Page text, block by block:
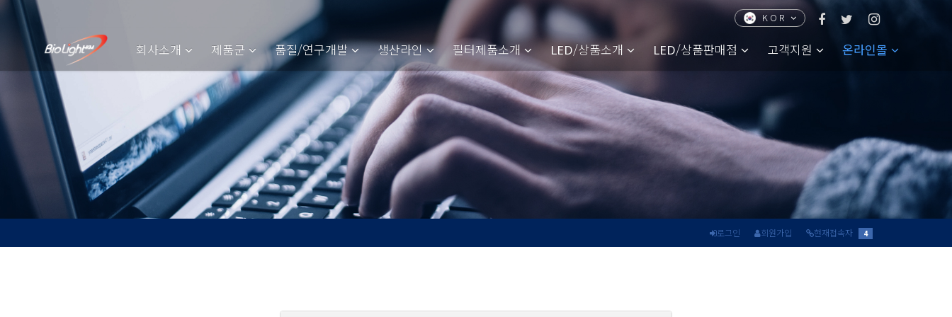
KOR
회사소개 제품군 품질/연구개발 생산라인 필터제품소개 LED/상품소개 LED/상품판매점 고객지원 온라인몰
로그인 회원가입 현재접속자 4